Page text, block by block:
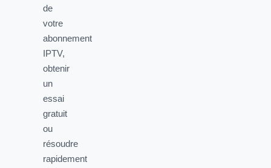
de
votre
abonnement
IPTV,
obtenir
un
essai
gratuit
ou
résoudre
rapidement